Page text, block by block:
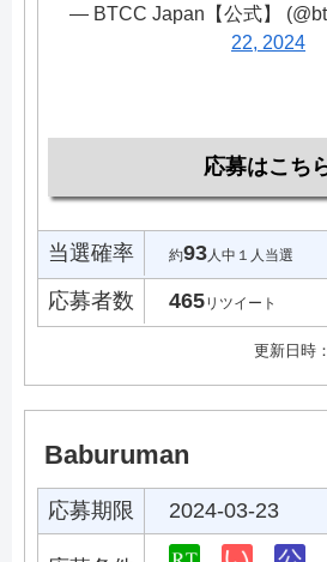
— BTCC Japan【公式】
22, 2024
応募はこち
当選確率 約93人中１人当選
応募者数 465リツイート
更新日時
Baburuman
応募期限 2024-03-23